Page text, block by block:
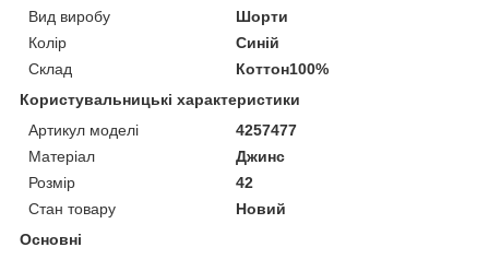
Вид виробу
Шорти
Колір
Синій
Склад
Коттон100%
Користувальницькі характеристики
Артикул моделі
4257477
Матеріал
Джинс
Розмір
42
Стан товару
Новий
Основні